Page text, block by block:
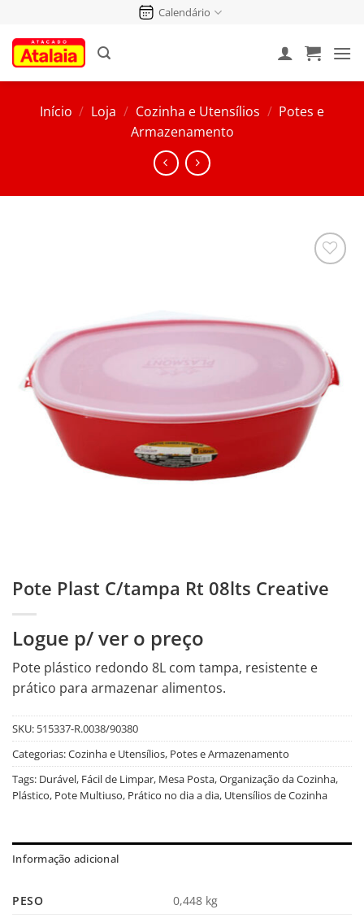
conteúdo
Calendário
Início / Loja / Cozinha e Utensílios / Potes e
Armazenamento
Pote Plast C/tampa Rt 08lts Creative
Logue p/ ver o preço
Pote plástico redondo 8L com tampa, resistente e
prático para armazenar alimentos.
SKU: 515337-R.0038/90380
Categorias:Cozinha e Utensílios, Potes e Armazenamento
Tags: Durável, Fácil de Limpar, Mesa Posta,Organização da Cozinha,
Plástico, Pote Multiuso, Prático no dia a dia, Utensílios de Cozinha
Informação adicional
PESO
0,448 kg